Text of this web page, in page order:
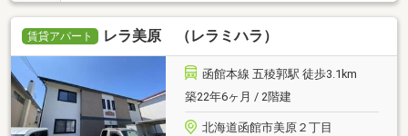
賃貸アパート レラ美原 （レラミハラ）
函館本線 五稜郭駅 徒歩3.1km
築22年6ヶ月 / 2階建
北海道函館市美原２丁目